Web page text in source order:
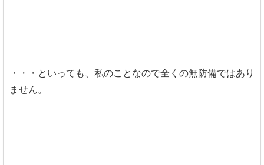
・・・といっても、私のことなので全くの無防備ではあり
ません。